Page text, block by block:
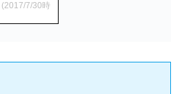
(2017/7/30時